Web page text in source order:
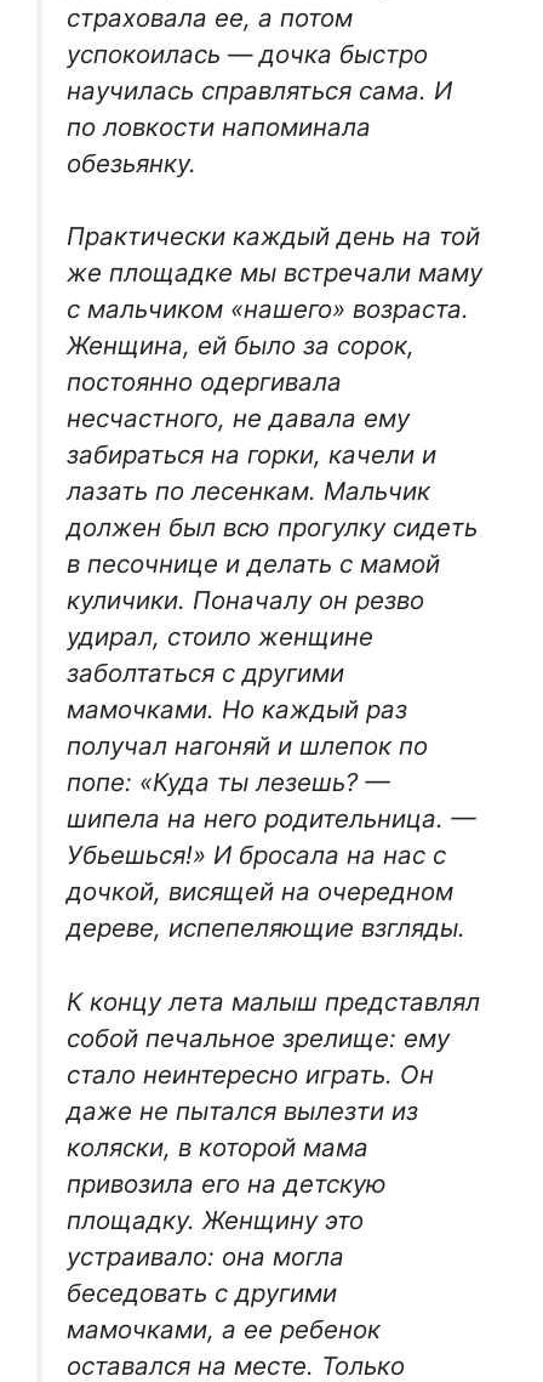
страховала ее, а потом
успокоилась — дочка быстро
научилась справляться сама. И
по ловкости напоминала
обезьянку.
Практически каждый день на той
же площадке мы встречали маму
с мальчиком «нашего» возраста.
Женщина, ей было за сорок,
постоянно одергивала
несчастного, не давала ему
забираться на горки, качели и
лазать по лесенкам. Мальчик
должен был всю прогулку сидеть
в песочнице и делать с мамой
куличики. Поначалу он резво
удирал, стоило женщине
заболтаться с другими
мамочками. Но каждый раз
получал нагоняй и шлепок по
попе: «Куда ты лезешь? —
шипела на него родительница. —
Убьешься!» И бросала на нас с
дочкой, висящей на очередном
дереве, испепеляющие взгляды.
К концу лета малыш представлял
собой печальное зрелище: ему
стало неинтересно играть. Он
даже не пытался вылезти из
коляски, в которой мама
привозила его на детскую
площадку. Женщину это
устраивало: она могла
беседовать с другими
мамочками, а ее ребенок
оставался на месте. Только